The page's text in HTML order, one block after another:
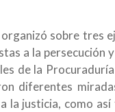
sobre tres
a la persecución
de la
diferentes
la justicia, como